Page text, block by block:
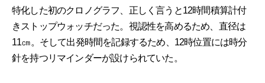
特化した初のクロノグラフ、正しく言うと12時間積算計付
きストップウォッチだった。視認性を高めるため、直径は
11㎝。そして出発時間を記録するため、12時位置には時分
針を持つリマインダーが設けられていた。